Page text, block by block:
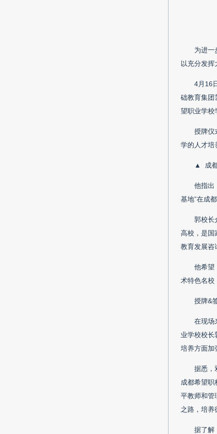
为进一
以充分发挥
4月16
础教育集团
望职业学校
授牌仪
学的人才培
▲ 成
他指出
基地”在成
郭校长
高校，是国
教育发展咨
他希望
术特色名校
授牌&
在现场
业学校校长
培养方面加
据悉，
成都希望职
平教师和管
之路，培养
据了解